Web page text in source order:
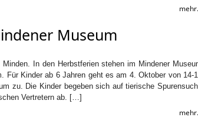
Museum
Minden. In den Herbstferien stehen im Mindener
Für Kinder ab 6 Jahren geht es am 4. Oktober von 14-
zu. Die Kinder begeben sich auf tierische
Vertretern ab. […]